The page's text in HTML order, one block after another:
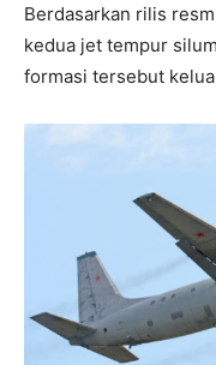
Berdasarkan rilis
kedua jet tempur
formasi tersebut